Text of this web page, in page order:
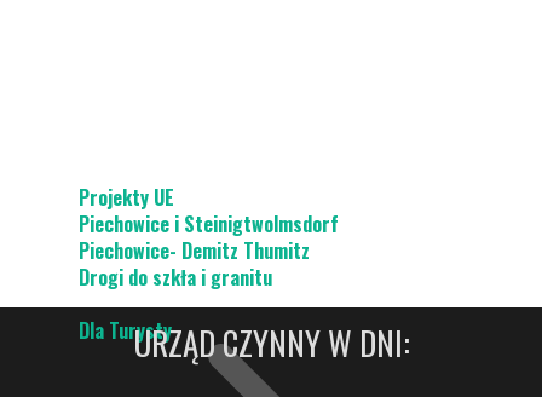
Projekty UE
Piechowice i Steinigtwolmsdorf
Piechowice- Demitz Thumitz
Drogi do szkła i granitu
Dla TurystyURZĄD CZYNNY W DNI: